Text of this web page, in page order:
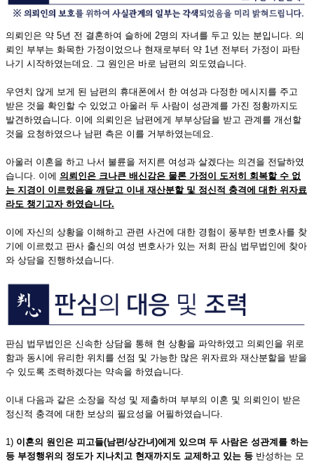
의뢰인은 약 5년 전 결혼하여 슬하에 2명의 자녀를 두고 있는 분입니다. 의
뢰인 부부는 화목한 가정이었으나 현재로부터 약 1년 전부터 가정이 파탄
나기 시작하였는데요. 그 원인은 바로 남편의 외도였습니다.
우연치 않게 보게 된 남편의 휴대폰에서 한 여성과 다정한 메시지를 주고
받은 것을 확인할 수 있었고 아울러 두 사람이 성관계를 가진 정황까지도
발견하였습니다. 이에 의뢰인은 남편에게 부부상담을 받고 관계를 개선할
것을 요청하였으나 남편 측은 이를 거부하였는데요.
아울러 이혼을 하고 나서 불륜을 저지른 여성과 살겠다는 의견을 전달하였
습니다. 이에 의뢰인은 크나큰 배신감은 물론 가정이 도저히 회복할 수 없
는 지경이 이르렀음을 깨닫고 이내 재산분할 및 정신적 충격에 대한 위자료
라도 챙기고자 하였습니다.
이에 자신의 상황을 이해하고 관련 사건에 대한 경험이 풍부한 변호사를 찾
기에 이르렀고 판사 출신의 여성 변호사가 있는 저희 판심 법무법인에 찾아
와 상담을 진행하셨습니다.
판심 법무법인은 신속한 상담을 통해 현 상황을 파악하였고 의뢰인을 위로
함과 동시에 유리한 위치를 선점 및 가능한 많은 위자료와 재산분할을 받을
수 있도록 조력하겠다는 약속을 하였습니다.
이내 다음과 같은 소장을 작성 및 제출하며 부부의 이혼 및 의뢰인이 받은
정신적 충격에 대한 보상의 필요성을 어필하였습니다.
1) 이혼의 원인은 피고들(남편/상간녀)에게 있으며 두 사람은 성관계를 하는
등 부정행위의 정도가 지나치고 현재까지도 교제하고 있는 등 반성하는 모